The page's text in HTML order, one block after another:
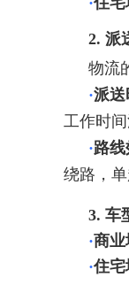
2. 派
物流
·派送
工作时
·路
绕路，
3. 车
·商业
·住宅